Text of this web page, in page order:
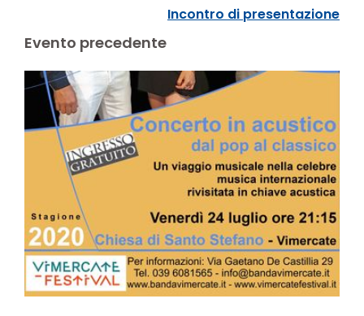
Incontro di presentazione
Evento precedente